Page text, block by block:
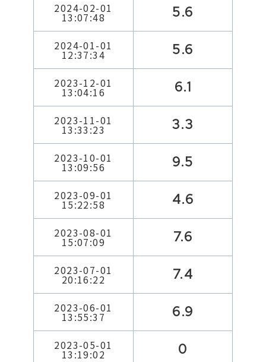
2024-02-01
13:07:48 5.6
2024-01-01
12:37:34 5.6
2023-12-01
13:04:16 6.1
2023-11-01
13:33:23 3.3
2023-10-01
13:09:56 9.5
2023-09-01
15:22:58 4.6
2023-08-01
15:07:09 7.6
2023-07-01
20:16:22 7.4
2023-06-01
13:55:37 6.9
2023-05-01
13:19:02 0